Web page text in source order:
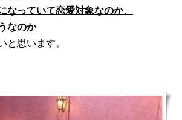
なっていて恋愛対象なのか、
なのか
と思います。